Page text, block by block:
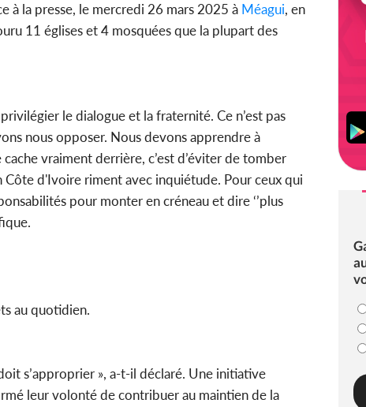
à la presse, le mercredi 26 mars 2025 à Méagui, en
11 églises et 4 mosquées que la plupart des
le dialogue et la fraternité. Ce n’est pas
nous opposer. Nous devons apprendre à
vraiment derrière, c’est d’éviter de tomber
d'Ivoire riment avec inquiétude. Pour ceux qui
pour monter en créneau et dire ‘’plus
au quotidien.
s’approprier », a-t-il déclaré. Une initiative
leur volonté de contribuer au maintien de la